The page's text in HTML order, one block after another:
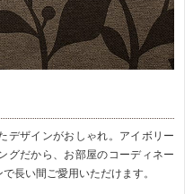
デザインがおしゃれ。アイボリー
グだから、お部屋のコーディネー
長い間ご愛用いただけます。